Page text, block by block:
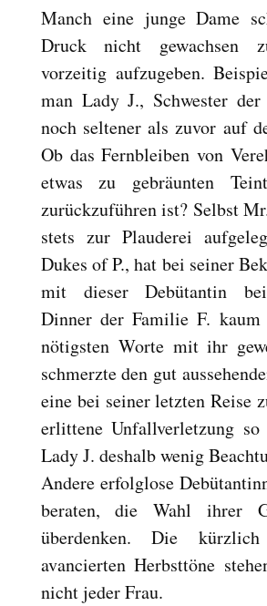
Manch eine junge Dame
Druck nicht gewachsen
vorzeitig aufzugeben.
man Lady J., Schwester der
noch seltener als zuvor auf
Ob das Fernbleiben von
etwas zu gebräunten
zurückzuführen ist? Selbst
stets zur Plauderei
Dukes of P., hat bei seiner
mit dieser Debütantin
Dinner der Familie F.
nötigsten Worte mit ihr
schmerzte den gut
eine bei seiner letzten Reise
erlittene Unfallverletzung so
Lady J. deshalb wenig
Andere erfolglose
beraten, die Wahl ihrer
überdenken. Die
avancierten Herbsttöne
nicht jeder Frau.